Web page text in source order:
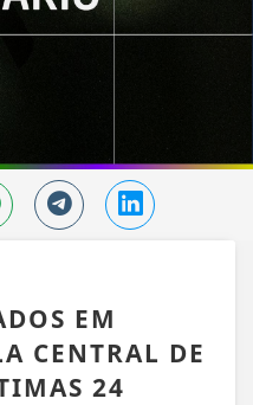
EM
CENTRAL DE
24